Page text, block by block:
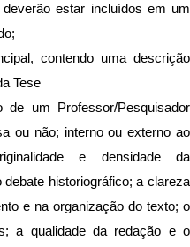
estar incluídos em um
contendo uma descrição
Tese
um Professor/Pesquisador
ou não; interno ou externo ao
e densidade da
historiográfico; a clareza
e na organização do texto; o
a qualidade da redação e o